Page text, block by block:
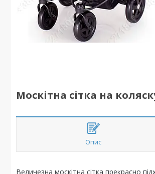
Москітна сітка на
Опис
Величезна москітна сітка прекрасно